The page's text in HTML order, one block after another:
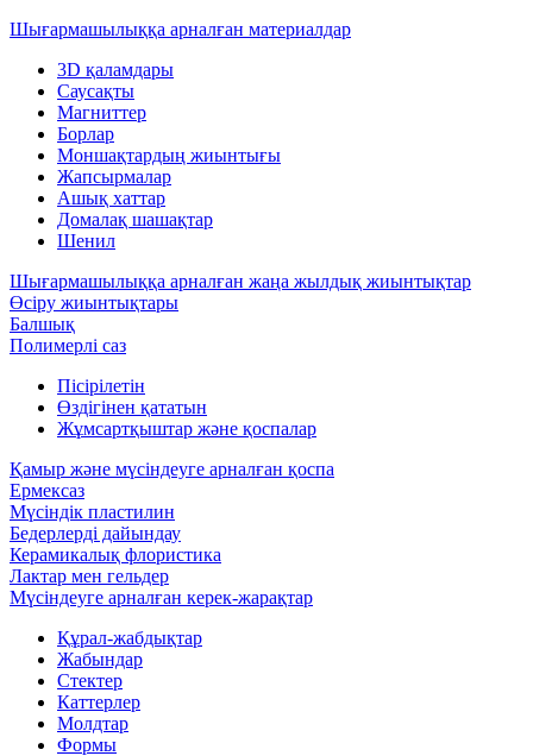
Шығармашылыққа арналған материалдар
3D қаламдары
Саусақты
Магниттер
Борлар
Моншақтардың жиынтығы
Жапсырмалар
Ашық хаттар
Домалақ шашақтар
Шенил
Шығармашылыққа арналған жаңа жылдық жиынтықтар
Өсіру жиынтықтары
Балшық
Полимерлі саз
Пісірілетін
Өздігінен қататын
Жұмсартқыштар және қоспалар
Қамыр және мүсіндеуге арналған қоспа
Ермексаз
Мүсіндік пластилин
Бедерлерді дайындау
Керамикалық флористика
Лактар мен гельдер
Мүсіндеуге арналған керек-жарақтар
Құрал-жабдықтар
Жабындар
Стектер
Каттерлер
Молдтар
Формы